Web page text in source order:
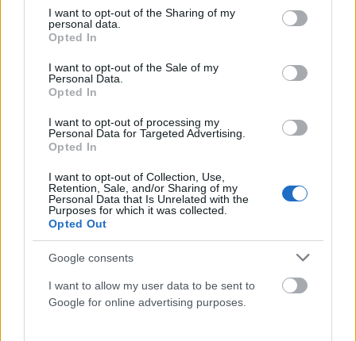
not limited to your visit or usage behaviour. You may click to
grant or deny consent to Google and its third-party tags to
use your data for below specified purposes in below Google
consent section.
I want to opt-out of the Sharing of my
personal data.
Opted In
I want to opt-out of the Sale of my
Personal Data.
Opted In
I want to opt-out of processing my
Personal Data for Targeted Advertising.
Opted In
I want to opt-out of Collection, Use,
Retention, Sale, and/or Sharing of my
Personal Data that Is Unrelated with the
Purposes for which it was collected.
Opted Out
Google consents
I want to allow my user data to be sent to
Google for online advertising purposes.
κυβέρνησης. Ο πολίτης ξέρει ότι ο Μητσοτάκης θα πάρει τις
σωστές αποφάσεις και θα δώσει την αναγκαία στήριξη στην
κοινωνία.
Για έναν μάχιμο βουλευτή, που είναι και ταυτόχρονα
ελεύθερος επαγγελματίας και πατέρας δύο μικρών παιδιών,
υπάρχει ελεύθερος χρόνος.
Μακάρι η ημέρα να είχε 48 ώρες. Προσπαθώ να ισορροπήσω
τις ανάγκες και τις υποχρεώσεις, αλλά τα κοινοβουλευτικά
καθήκοντα είναι ιδιαίτερα απαιτητικά. Είναι βαριά η φανέλα
πρώτη ημέρα της εκλογής μου,αγωνίζομαι να δικαιώσω την
εμπιστοσύνη των συμπολιτών μου. Η πολιτική θέλει θυσίες, κι